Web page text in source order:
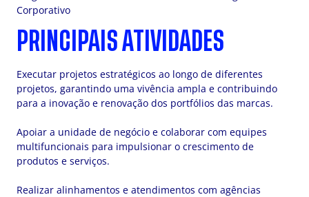
Corporativo
PRINCIPAIS ATIVIDADES
Executar projetos estratégicos ao longo de diferentes
projetos, garantindo uma vivência ampla e contribuindo
para a inovação e renovação dos portfólios das marcas.
Apoiar a unidade de negócio e colaborar com equipes
multifuncionais para impulsionar o crescimento de
produtos e serviços.
Realizar alinhamentos e atendimentos com agências